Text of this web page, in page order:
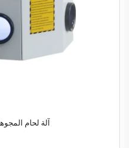
آلة لحام